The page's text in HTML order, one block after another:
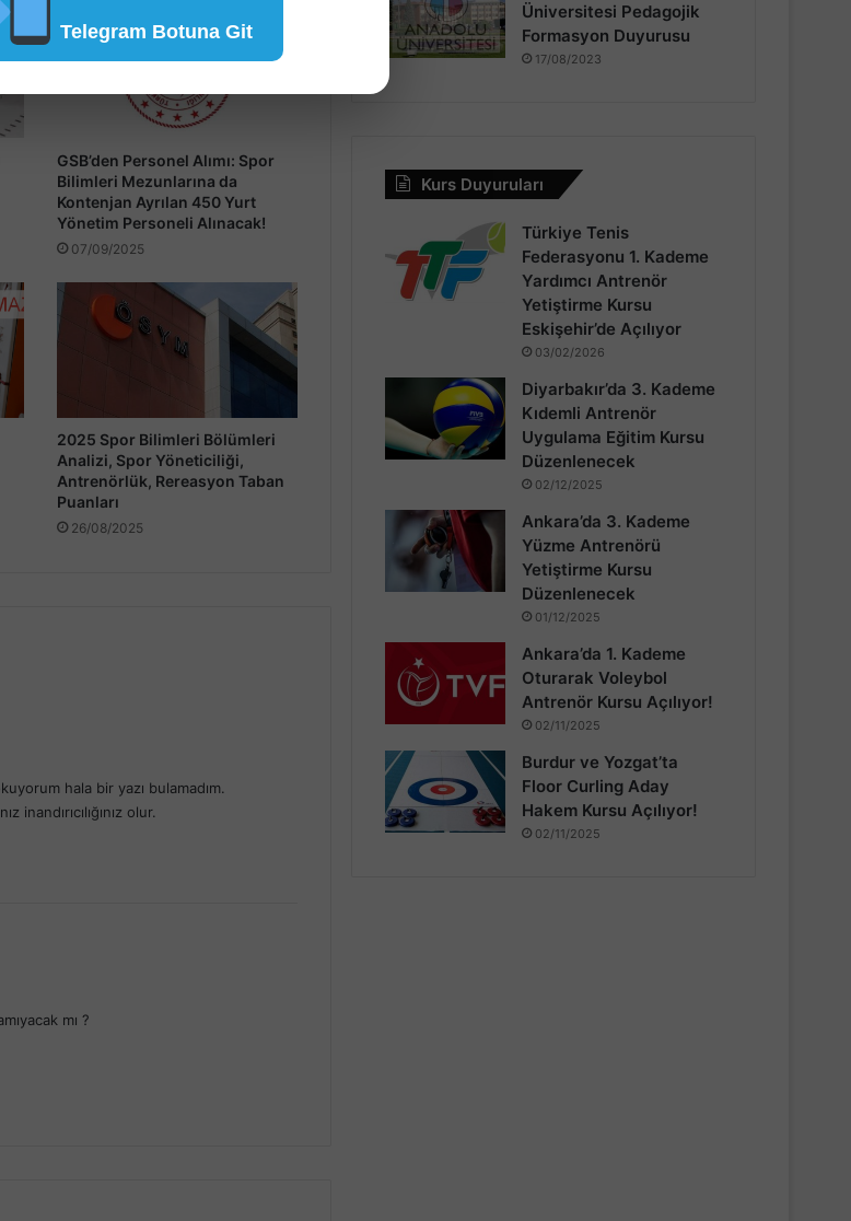
Telegram Botuna Git
GSB’den Personel Alımı: Spor
Bilimleri Mezunlarına da
Kontenjan Ayrılan 450 Yurt
Yönetim Personeli Alınacak!
07/09/2025
2025 Spor Bilimleri Bölümleri
Analizi, Spor Yöneticiliği,
Antrenörlük, Rereasyon Taban
Puanları
26/08/2025
hala bir yazı bulamadım.
olur.
mı ?
Üniversitesi Pedagojik
Formasyon Duyurusu
17/08/2023
Kurs Duyuruları
Türkiye Tenis
Federasyonu 1. Kademe
Yardımcı Antrenör
Yetiştirme Kursu
Eskişehir’de Açılıyor
03/02/2026
Diyarbakır’da 3. Kademe
Kıdemli Antrenör
Uygulama Eğitim Kursu
Düzenlenecek
02/12/2025
Ankara’da 3. Kademe
Yüzme Antrenörü
Yetiştirme Kursu
Düzenlenecek
01/12/2025
Ankara’da 1. Kademe
Oturarak Voleybol
Antrenör Kursu Açılıyor!
02/11/2025
Burdur ve Yozgat’ta
Floor Curling Aday
Hakem Kursu Açılıyor!
02/11/2025